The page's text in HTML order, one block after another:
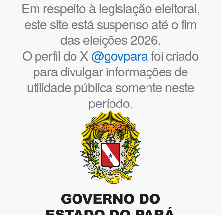
Em respeito à legislação eleitoral,
este site está suspenso até o fim
das eleições 2026.
O perfil do X@govparafoi criado
para divulgar informações de
utilidade pública somente neste
período.